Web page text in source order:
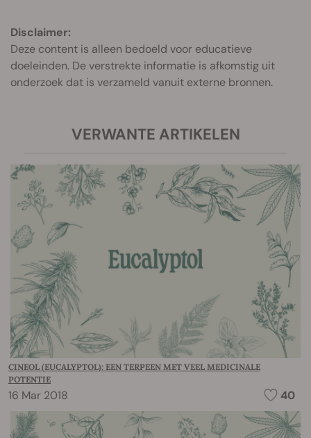
Disclaimer:
Deze content is alleen bedoeld voor educatieve
doeleinden. De verstrekte informatie is afkomstig uit
onderzoek dat is verzameld vanuit externe bronnen.
VERWANTE ARTIKELEN
CINEOL (EUCALYPTOL): EEN TERPEEN MET VEEL MEDICINALE
POTENTIE
16 Mar 2018 40